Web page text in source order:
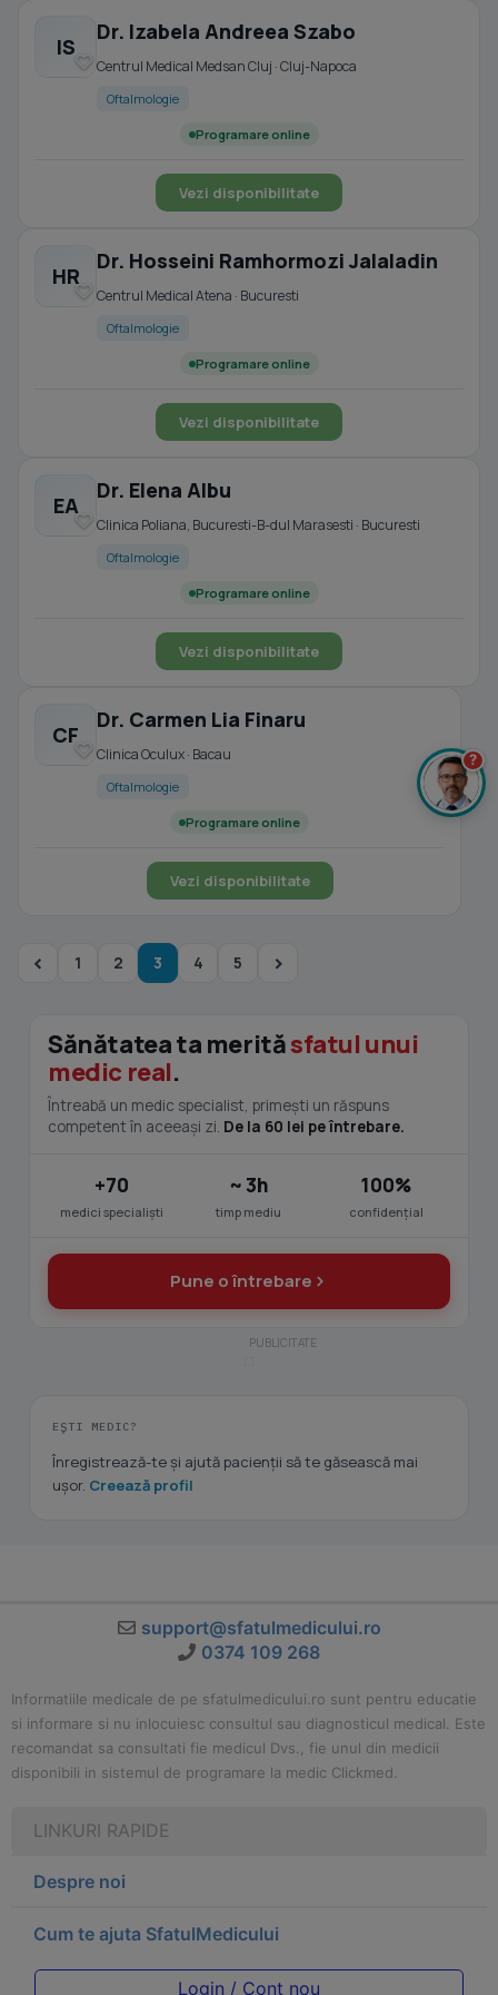
IS
Dr. Izabela Andreea Szabo
Centrul Medical Medsan Cluj · Cluj-Napoca
Oftalmologie
Programare online
Vezi disponibilitate
HR
Dr. Hosseini Ramhormozi Jalaladin
Centrul Medical Atena · Bucuresti
Oftalmologie
Programare online
Vezi disponibilitate
EA
Dr. Elena Albu
Clinica Poliana, Bucuresti-B-dul Marasesti · Bucuresti
Oftalmologie
Programare online
Vezi disponibilitate
CF
Dr. Carmen Lia Finaru
Clinica Oculux · Bacau
Oftalmologie
Programare online
Vezi disponibilitate
1 2 3 4 5
Sănătatea ta merităsfatul unui
medic real.
Întreabă un medic specialist, primești un răspuns
competent în aceeași zi. De la 60 lei pe întrebare.
+70
medici specialiști
~ 3h
timp mediu
100%
confidențial
Pune o întrebare
EȘTI MEDIC?
Înregistrează-te și ajută pacienții să te găsească mai
ușor. Creează profil
support@sfatulmedicului.ro
0374 109 268
Informatiile medicale de pe sfatulmedicului.ro sunt pentru educatie
si informare si nu inlocuiesc consultul sau diagnosticul medical. Este
recomandat sa consultati fie medicul Dvs., fie unul din medicii
disponibili in sistemul de programare la medic Clickmed.
LINKURI RAPIDE
Despre noi
Cum te ajuta SfatulMedicului
Login / Cont nou
?